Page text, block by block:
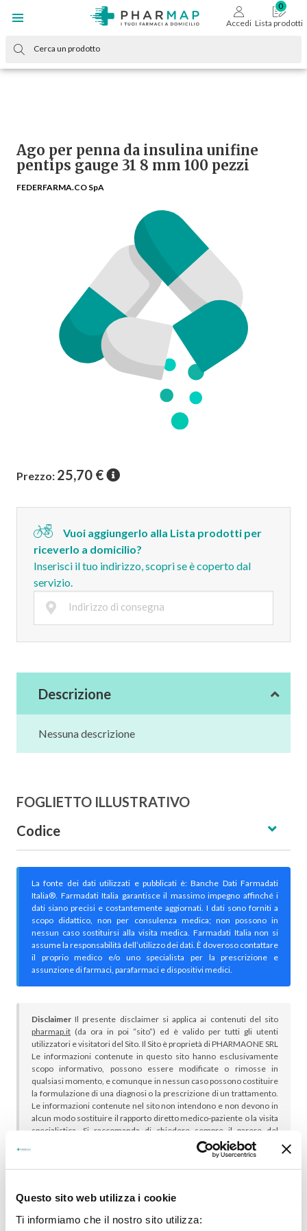
Questo sito web utilizza i cookie
Ti informiamo che il nostro sito utilizza:
Accedi Lista prodotti
Ago per penna da insulina unifine
pentips gauge 31 8 mm 100 pezzi
FEDERFARMA.CO SpA
Prezzo: 25,70 €
Vuoi aggiungerlo alla Lista prodotti per
riceverlo a domicilio?
Inserisci il tuo indirizzo, scopri se è coperto dal
servizio.
Descrizione
Nessuna descrizione
FOGLIETTO ILLUSTRATIVO
Codice
La fonte dei dati utilizzati e pubblicati è: Banche Dati Farmadati
Italia®. Farmadati Italia garantisce il massimo impegno affinché i
dati siano precisi e costantemente aggiornati. I dati sono forniti a
scopo didattico, non per consulenza medica; non possono in
nessun caso sostituirsi alla visita medica. Farmadati Italia non si
assume la responsabilità dell’utilizzo dei dati. È doveroso contattare
il proprio medico e/o uno specialista per la prescrizione e
assunzione di farmaci, parafarmaci e dispositivi medici.
Disclaimer Il presente disclaimer si applica ai contenuti del sito
pharmap.it (da ora in poi “sito”) ed è valido per tutti gli utenti
utilizzatori e visitatori del Sito. Il Sito è proprietà di PHARMAONE SRL
Le informazioni contenute in questo sito hanno esclusivamente
scopo informativo, possono essere modificate o rimosse in
qualsiasi momento, e comunque in nessun caso possono costituire
la formulazione di una diagnosi o la prescrizione di un trattamento.
Le informazioni contenute nel sito non intendono e non devono in
alcun modo sostituire il rapporto diretto medico-paziente o la visita
specialistica. Si raccomanda di chiedere sempre il parere del
proprio medico curante e/o di specialisti riguardo qualsiasi
indicazione riportata. Se si hanno dubbi o quesiti sull’uso di un
medicinale è necessario consultare il proprio medico.